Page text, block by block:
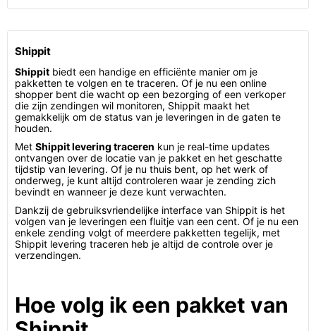
Shippit
Shippit biedt een handige en efficiënte manier om je
pakketten te volgen en te traceren. Of je nu een online
shopper bent die wacht op een bezorging of een verkoper
die zijn zendingen wil monitoren, Shippit maakt het
gemakkelijk om de status van je leveringen in de gaten te
houden.
Met Shippit levering traceren kun je real-time updates
ontvangen over de locatie van je pakket en het geschatte
tijdstip van levering. Of je nu thuis bent, op het werk of
onderweg, je kunt altijd controleren waar je zending zich
bevindt en wanneer je deze kunt verwachten.
Dankzij de gebruiksvriendelijke interface van Shippit is het
volgen van je leveringen een fluitje van een cent. Of je nu een
enkele zending volgt of meerdere pakketten tegelijk, met
Shippit levering traceren heb je altijd de controle over je
verzendingen.
Hoe volg ik een pakket van